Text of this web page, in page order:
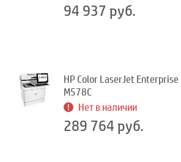
94 937 руб.
HP Color LaserJet Enterprise
M578C
Нет в наличии
289 764 руб.